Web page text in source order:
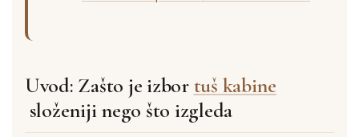
Uvod: Zašto je izbortuš kabine
složeniji nego što izgleda